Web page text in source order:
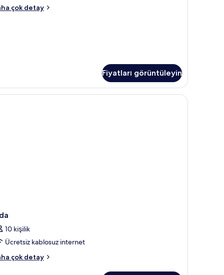
çok detay
Fiyatları görüntüleyin
masa
10 kişilik
Ücretsiz kablosuz internet
çok detay